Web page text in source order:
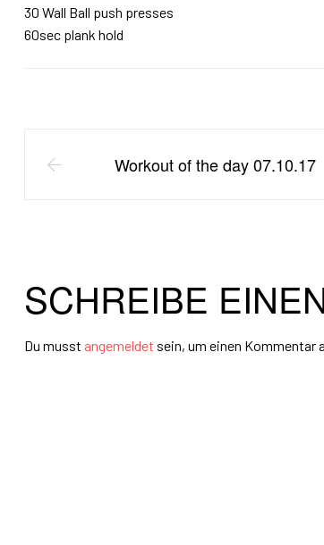
30 Wall Ball push presses
60sec plank hold
Workout of the day 07.10.17
SCHREIBE
Du musst angemeldet sein, um einen Kommentar